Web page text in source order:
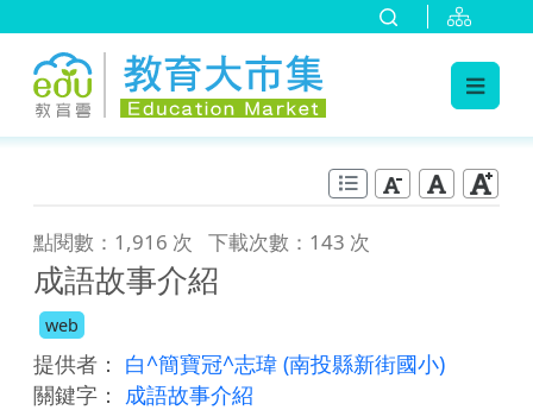
點閱數：1,916 次 下載次數：143 次
成語故事介紹
web
提供者： 白^簡寶冠^志瑋 (南投縣新街國小)
關鍵字： 成語故事介紹